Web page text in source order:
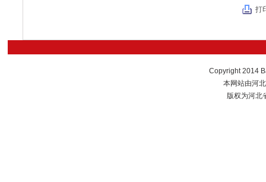
打
Copyright 2014
本网站由河
版权为河北